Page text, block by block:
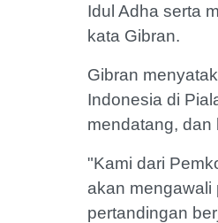
Idul Adha serta
kata Gibran.
Gibran
Indonesia di
mendatang, dan
"Kami dari
akan mengawali
pertandingan